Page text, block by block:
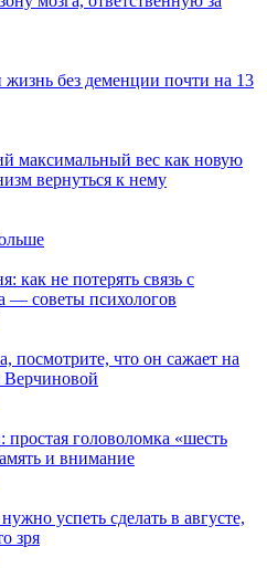
жизнь без деменции почти на 13
максимальный вес как новую
вернуться к нему
как не потерять связь с
— советы психологов
посмотрите, что он сажает на
Верчиновой
простая головоломка «шесть
и внимание
успеть сделать в августе,
зря